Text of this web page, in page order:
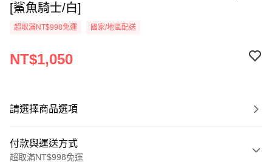
[鯊魚騎士/白]
超取滿NT$998免運 國家/地區配送
NT$1,050
請選擇商品選項
付款與運送方式
超取滿NT$998免運